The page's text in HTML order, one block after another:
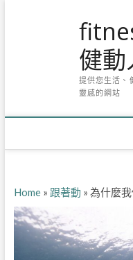
健動
提供您生活、
靈感的網站
Home» 跟著動 » 為什麼